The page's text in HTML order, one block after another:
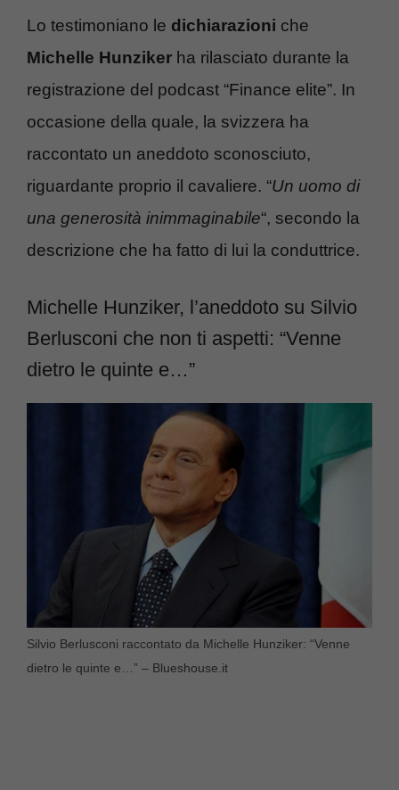
Lo testimoniano le dichiarazioni che
Michelle Hunziker ha rilasciato durante la
registrazione del podcast “Finance elite”. In
occasione della quale, la svizzera ha
raccontato un aneddoto sconosciuto,
riguardante proprio il cavaliere. “Un uomo di
una generosità inimmaginabile“, secondo la
descrizione che ha fatto di lui la conduttrice.
Michelle Hunziker, l’aneddoto su Silvio
Berlusconi che non ti aspetti: “Venne
dietro le quinte e…”
Silvio Berlusconi raccontato da Michelle Hunziker: “Venne
dietro le quinte e…” – Blueshouse.it